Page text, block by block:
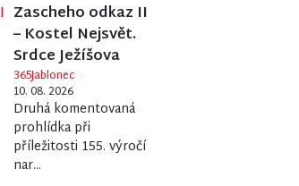
Zascheho odkaz II
– Kostel Nejsvět.
Srdce Ježíšova
365Jablonec
10. 08. 2026
Druhá komentovaná
prohlídka při
příležitosti 155. výročí
nar...